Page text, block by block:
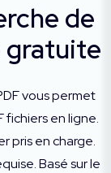
de
gratuite
vous permet
fichiers en ligne.
pris en charge.
Basé sur le